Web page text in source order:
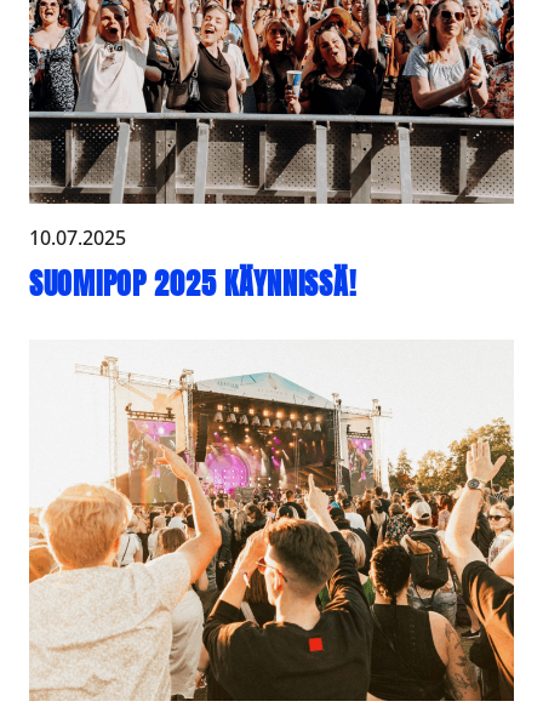
10.07.2025
SUOMIPOP 2025 KÄYNNISSÄ!